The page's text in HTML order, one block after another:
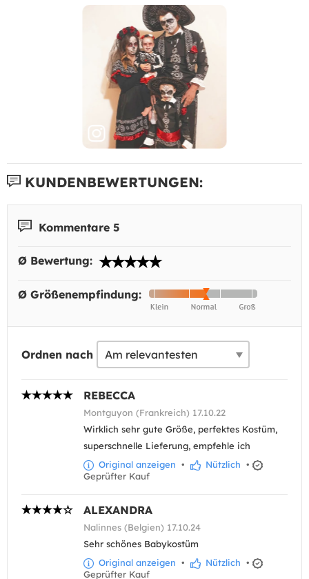
KUNDENBEWERTUNGEN:
Kommentare 5
Ø Bewertung:
Ø Größenempfindung:
Ordnen nach
REBECCA
Montguyon (Frankreich) 17.10.22
Wirklich sehr gute Größe, perfektes Kostüm,
superschnelle Lieferung, empfehle ich
Original anzeigen • Nützlich •
Geprüfter Kauf
ALEXANDRA
Nalinnes (Belgien) 17.10.24
Sehr schönes Babykostüm
Original anzeigen • Nützlich •
Geprüfter Kauf